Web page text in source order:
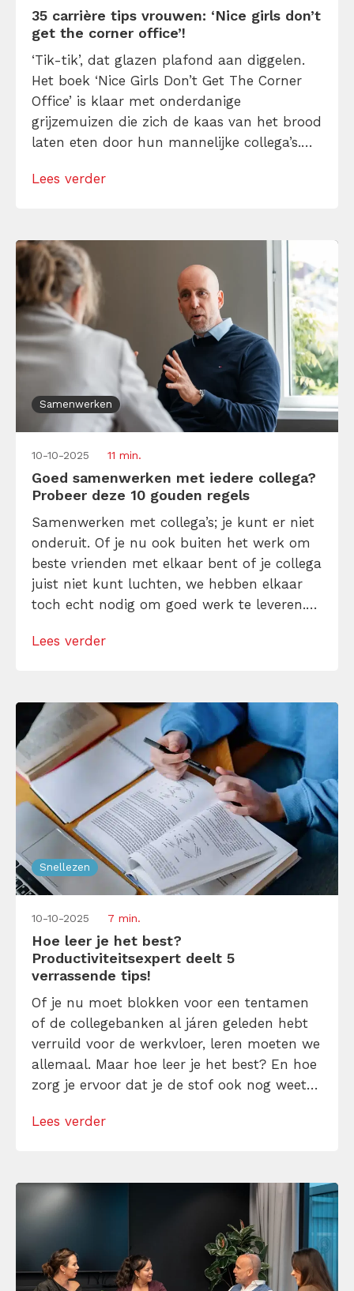
35 carrière tips vrouwen: ‘Nice girls don’t
get the corner office’!
‘Tik-tik’, dat glazen plafond aan diggelen.
Het boek ‘Nice Girls Don’t Get The Corner
Office’ is klaar met onderdanige
grijzemuizen die zich de kaas van het brood
laten eten door hun mannelijke collega’s.
maar zonder een bitch te zijn! Deze 35
Lees verder
Samenwerken
10-10-2025 11 min.
Goed samenwerken met iedere collega?
Probeer deze 10 gouden regels
Samenwerken met collega’s; je kunt er niet
onderuit. Of je nu ook buiten het werk om
beste vrienden met elkaar bent of je collega
juist niet kunt luchten, we hebben elkaar
toch echt nodig om goed werk te leveren.
om door één kantoordeur te kunnen. Met
Lees verder
Snellezen
10-10-2025 7 min.
Hoe leer je het best?
Productiviteitsexpert deelt 5
verrassende tips!
Of je nu moet blokken voor een tentamen
of de collegebanken al járen geleden hebt
verruild voor de werkvloer, leren moeten we
allemaal. Maar hoe leer je het best? En hoe
zorg je ervoor dat je de stof ook nog weet
déze leer-tips helpen volgens
Lees verder